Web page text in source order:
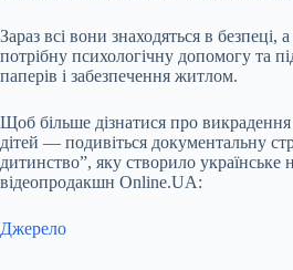
Зараз всі вони знаходяться в
потрібну психологічну допомогу та
паперів і забезпечення житлом.
Щоб більше дізнатися про
дітей — подивіться документальну
дитинство”, яку створило українське
відеопродакшн Online.UA:
Джерело